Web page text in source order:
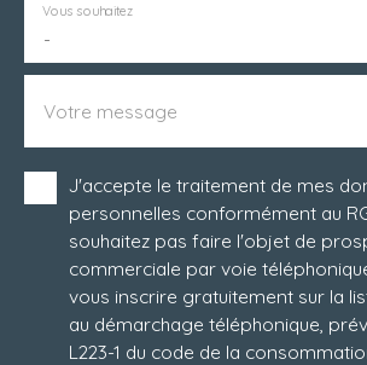
-
Vous souhaitez
Votre message
J'accepte le traitement de mes
personnelles conformément au
souhaitez pas faire l'objet de
commerciale par voie
vous inscrire gratuitement sur la
au démarchage téléphonique,
L223-1 du code de la